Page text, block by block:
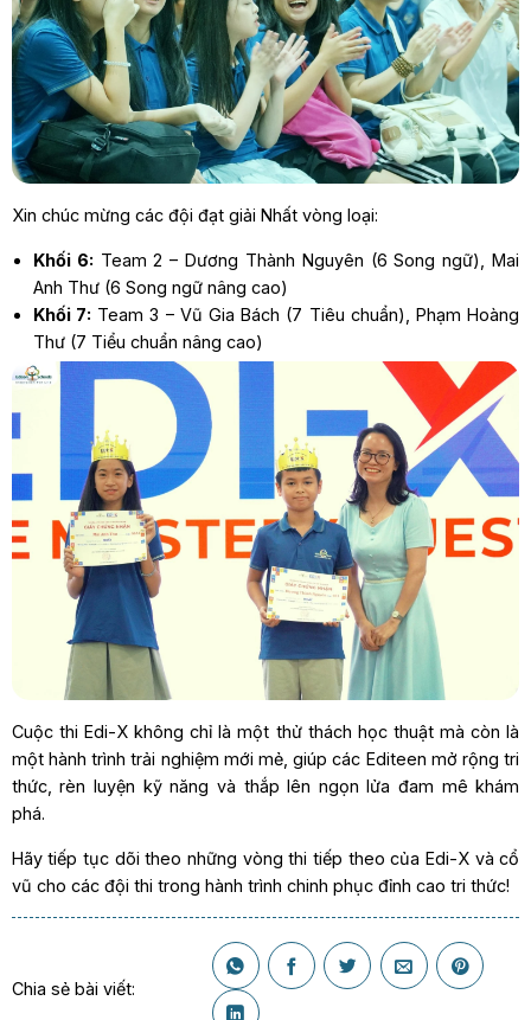
Xin chúc mừng các đội đạt giải Nhất vòng loại:
Khối 6: Team 2 – Dương Thành Nguyên (6 Song ngữ), Mai
Anh Thư (6 Song ngữ nâng cao)
Khối 7: Team 3 – Vũ Gia Bách (7 Tiêu chuẩn), Phạm Hoàng
Thư (7 Tiểu chuẩn nâng cao)
Cuộc thi Edi-X không chỉ là một thử thách học thuật mà còn là
một hành trình trải nghiệm mới mẻ, giúp các Editeen mở rộng tri
thức, rèn luyện kỹ năng và thắp lên ngọn lửa đam mê khám
phá.
Hãy tiếp tục dõi theo những vòng thi tiếp theo của Edi-X và cổ
vũ cho các đội thi trong hành trình chinh phục đỉnh cao tri thức!
Chia sẻ bài viết: